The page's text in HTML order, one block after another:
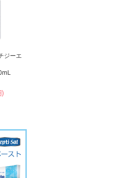
ジーエ
)